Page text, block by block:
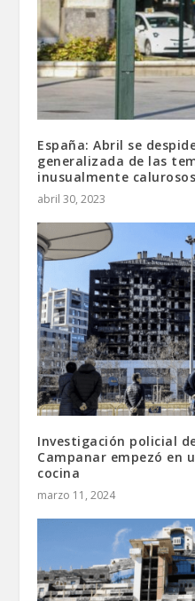
España: Abril se
generalizada de las
inusualmente calurosos
abril 30, 2023
Investigación policial
Campanar empezó en
cocina
marzo 11, 2024